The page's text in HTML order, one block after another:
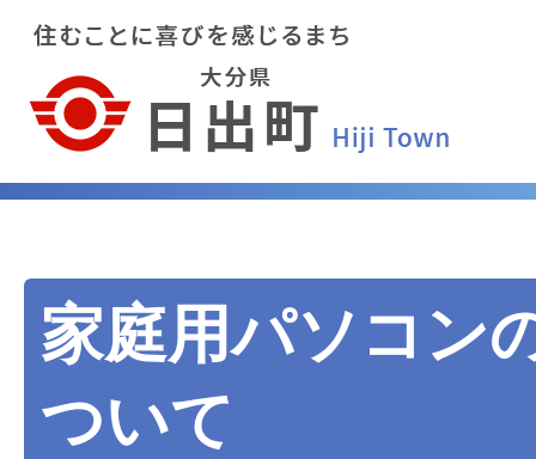
家庭用パソコン
ついて